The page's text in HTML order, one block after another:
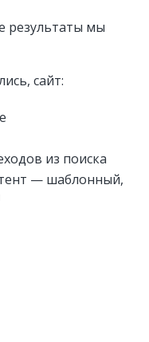
результаты мы
сайт:
из поиска
— шаблонный,